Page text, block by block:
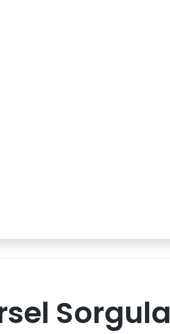
Sorgula